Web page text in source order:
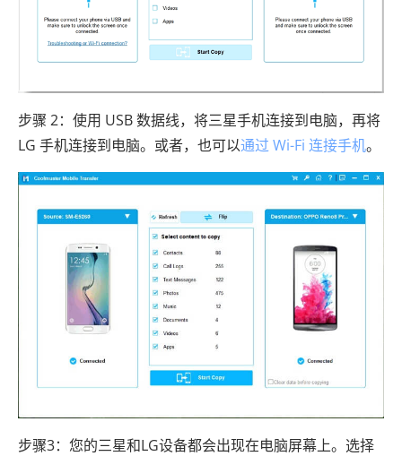
步骤 2：使用 USB 数据线，将三星手机连接到电脑，再将
LG 手机连接到电脑。或者，也可以通过 Wi-Fi 连接手机。
步骤3：您的三星和LG设备都会出现在电脑屏幕上。选择